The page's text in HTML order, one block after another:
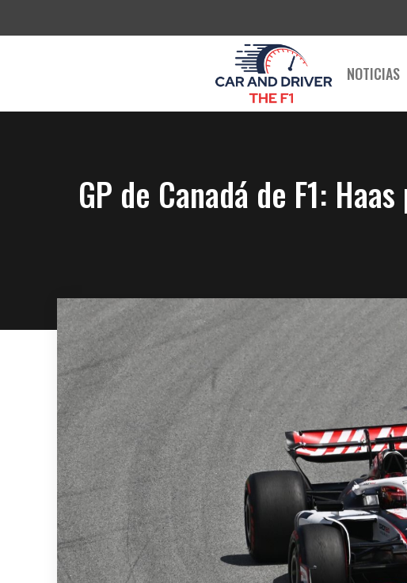
NOTICIAS
GP de Canadá de F1: